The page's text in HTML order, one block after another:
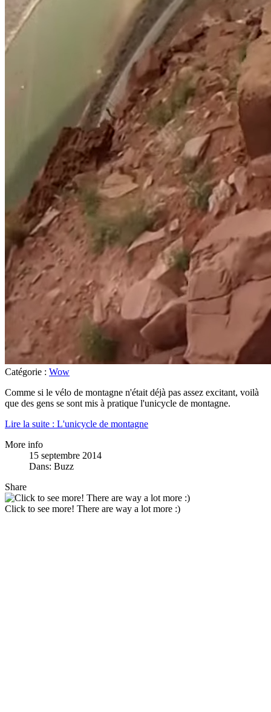
Catégorie : Wow
Comme si le vélo de montagne n'était déjà pas assez excitant, voilà
que des gens se sont mis à pratique l'unicycle de montagne.
Lire la suite : L'unicycle de montagne
More info
15 septembre 2014
Dans: Buzz
Share
Click to see more! There are way a lot more :)